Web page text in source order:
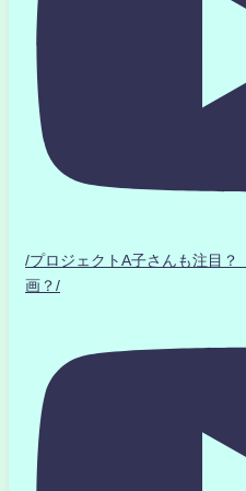
/プロジェクトA子さんも注目
画？/